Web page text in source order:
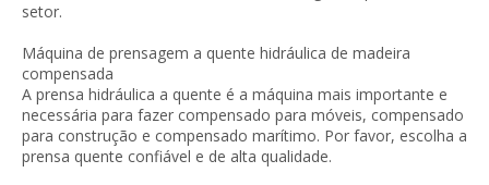
setor.
Máquina de prensagem a quente hidráulica de madeira
compensada
A prensa hidráulica a quente é a máquina mais importante e
necessária para fazer compensado para móveis, compensado
para construção e compensado marítimo. Por favor, escolha a
prensa quente confiável e de alta qualidade.